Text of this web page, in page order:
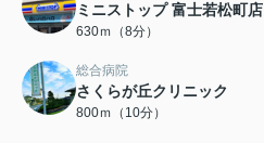
ミニストップ 富士若松町店
630ｍ（8分）
総合病院
さくらが丘クリニック
800ｍ（10分）